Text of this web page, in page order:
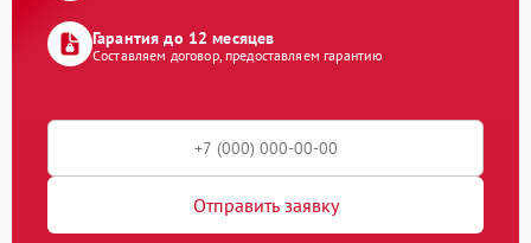
Гарантия до 12 месяцев
Составляем договор, предоставляем гарантию
Отправить заявку